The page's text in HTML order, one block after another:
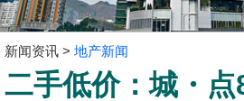
业
主
放
新闻资讯 > 地产新闻
二手低价：城・